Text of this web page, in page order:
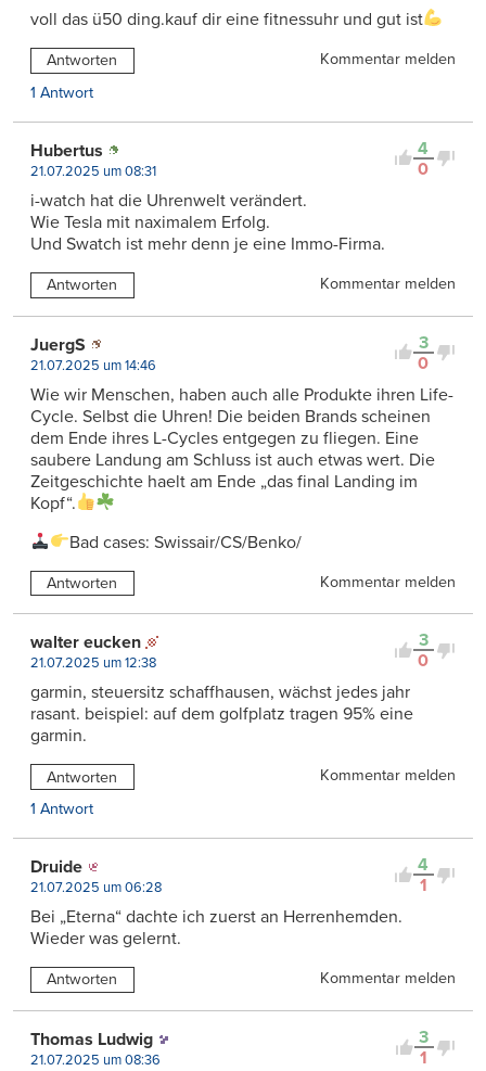
voll das ü50 ding.kauf dir eine fitnessuhr und gut ist
Antworten
Kommentar melden
1 Antwort
4
0
Hubertus
21.07.2025 um 08:31
i-watch hat die Uhrenwelt verändert.
Wie Tesla mit naximalem Erfolg.
Und Swatch ist mehr denn je eine Immo-Firma.
Antworten Kommentar melden
3
0
JuergS
21.07.2025 um 14:46
Wie wir Menschen, haben auch alle Produkte ihren Life-
Cycle. Selbst die Uhren! Die beiden Brands scheinen
dem Ende ihres L-Cycles entgegen zu fliegen. Eine
saubere Landung am Schluss ist auch etwas wert. Die
Zeitgeschichte haelt am Ende „das final Landing im
Kopf“.
Bad cases: Swissair/CS/Benko/
Antworten Kommentar melden
3
0
walter eucken
21.07.2025 um 12:38
garmin, steuersitz schaffhausen, wächst jedes jahr
rasant. beispiel: auf dem golfplatz tragen 95% eine
garmin.
Antworten
Kommentar melden
1 Antwort
4
1
Druide
21.07.2025 um 06:28
Bei „Eterna“ dachte ich zuerst an Herrenhemden.
Wieder was gelernt.
Antworten Kommentar melden
3
1
Thomas Ludwig
21.07.2025 um 08:36